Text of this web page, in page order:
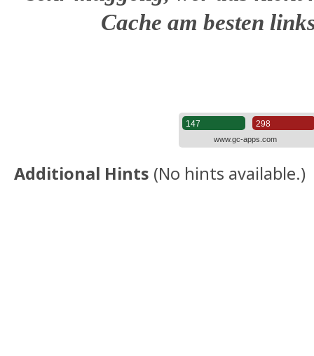
Cache am besten
Additional Hints (No hints available.)